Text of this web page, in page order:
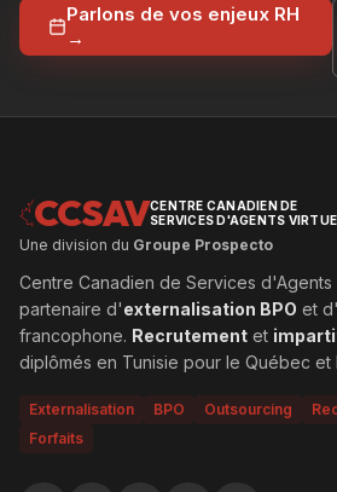
Parlons de vos enjeux RH
→
CCSAVCENTRE CANADIEN DE
SERVICES D'AGENTS
Une division du Groupe Prospecto
Centre Canadien de Services d'Agents
partenaire d'externalisation BPO et d'
francophone. Recrutement et
diplômés en Tunisie pour le Québec et
Externalisation BPO Outsourcing
Forfaits